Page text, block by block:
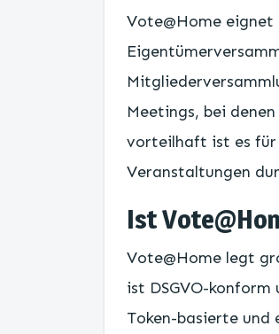
Vote@Home
Meetings, bei
vorteilhaft ist es für
Veranstaltungen
Ist
Vote@Home legt
ist DSGVO-
Token-basierte und